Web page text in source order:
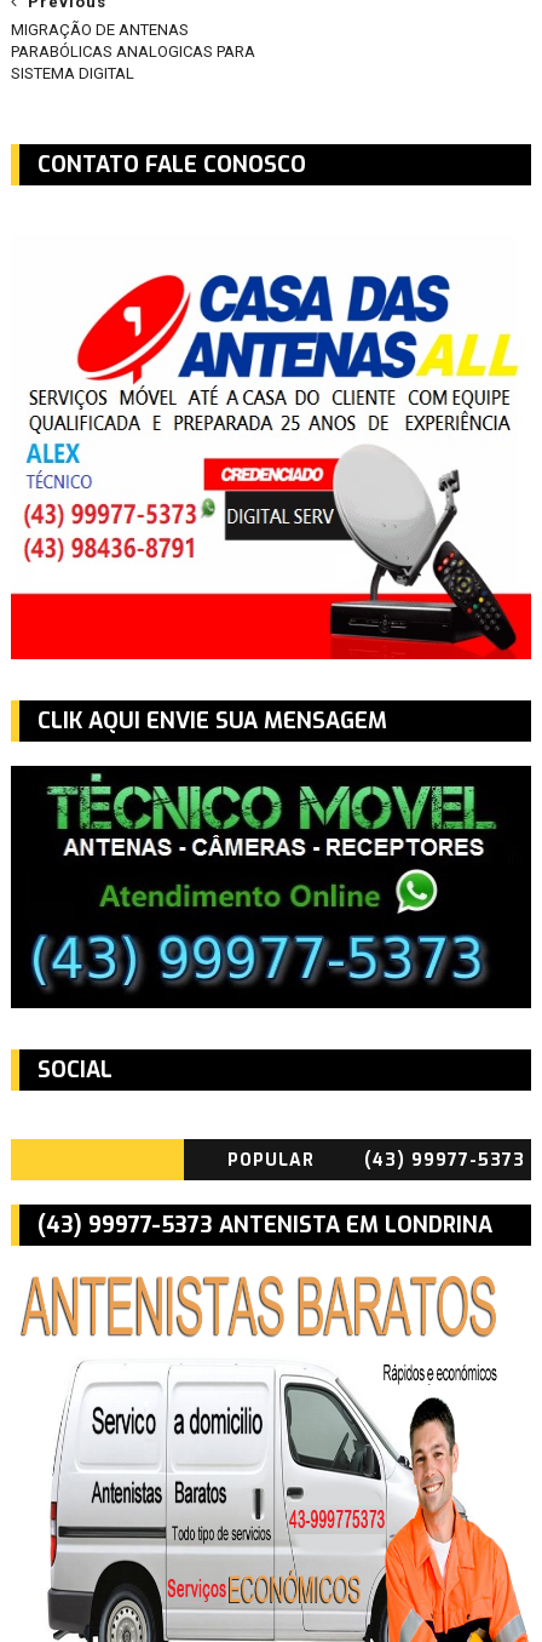
MIGRAÇÃO DE ANTENAS
PARABÓLICAS ANALOGICAS PARA
SISTEMA DIGITAL
CONTATO FALE CONOSCO
CLIK AQUI ENVIE SUA MENSAGEM
SOCIAL
POPULAR
(43) 99977-5373
ANTENISTA
BARATO EM
LONDRINA CAMBÉ
ROLÂNDIA PR
(43) 99977-5373 ANTENISTA EM LONDRINA